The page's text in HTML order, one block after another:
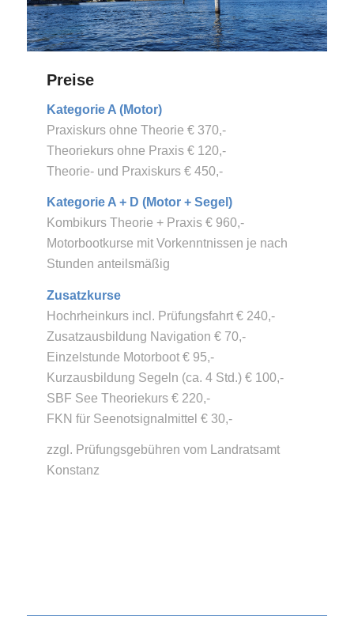
Preise
Kategorie A (Motor)
Praxiskurs ohne Theorie € 370,-
Theoriekurs ohne Praxis € 120,-
Theorie- und Praxiskurs € 450,-
Kategorie A + D (Motor + Segel)
Kombikurs Theorie + Praxis € 960,-
Motorbootkurse mit Vorkenntnissen je nach
Stunden anteilsmäßig
Zusatzkurse
Hochrheinkurs incl. Prüfungsfahrt € 240,-
Zusatzausbildung Navigation € 70,-
Einzelstunde Motorboot € 95,-
Kurzausbildung Segeln (ca. 4 Std.) € 100,-
SBF See Theoriekurs € 220,-
FKN für Seenotsignalmittel € 30,-
zzgl. Prüfungsgebühren vom Landratsamt
Konstanz